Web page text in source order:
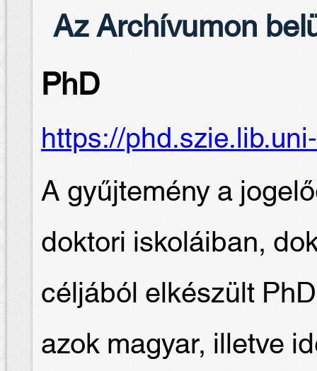
Az Archívumon
PhD
https://
A gyűjtemény a
doktori iskoláiban,
céljából elkészült
azok magyar, illetve